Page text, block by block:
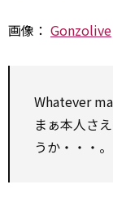
画像： Gonzolive
Whatever
まぁ本人さ
うか・・・。